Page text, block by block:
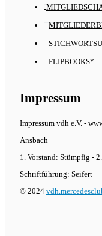
FLIPBOOKS*
Impressum
Impressum vdh e.V. -
Ansbach
1. Vorstand: Stümpfig -
Schriftführung: Seifert
© 2024